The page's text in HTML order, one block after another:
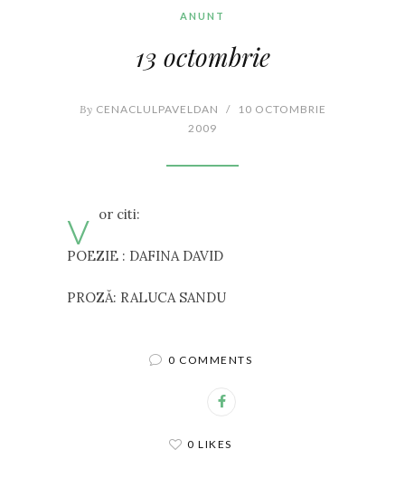
ANUNT
13 octombrie
By CENACLULPAVELDAN /
10 OCTOMBRIE
2009
v or citi:
POEZIE : DAFINA DAVID
PROZĂ: RALUCA SANDU
0 COMMENTS
0 LIKES